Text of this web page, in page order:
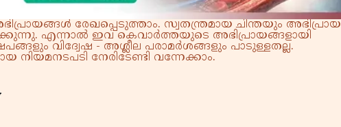
രേഖപ്പെടുത്താം. സ്വതന്ത്രമായ ചിന്തയും അഭിപ്രായ
എന്നാൽ ഇവ കെവാർത്തയുടെ അഭിപ്രായങ്ങളായി
വിദ്വേഷ - അശ്ലീല പരാമർശങ്ങളും പാടുള്ളതല്ല.
നേരിടേണ്ടി വന്നേക്കാം.